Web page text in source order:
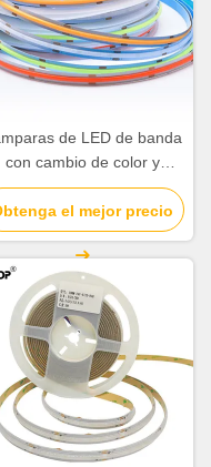
de LED de banda
con cambio de color y
atenuable 3000k 4500k
6000k
el mejor precio